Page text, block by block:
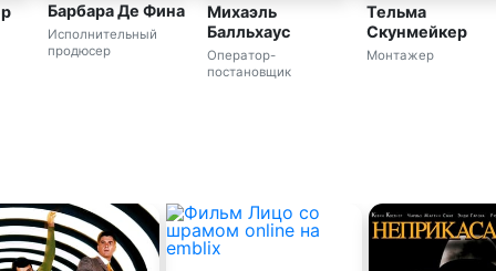
Барбара Де Фина
Исполнительный
продюсер
Михаэль
Балльхаус
Оператор-
постановщик
Тельма
Скунмейкер
Монтажер